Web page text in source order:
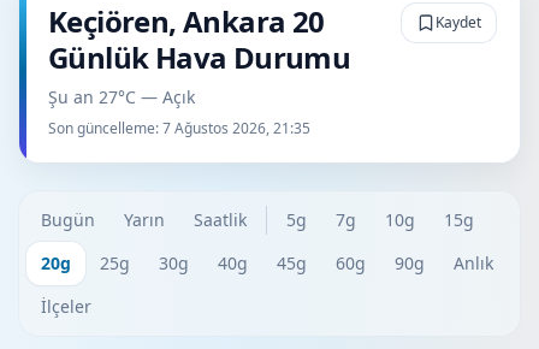
Keçiören, Ankara 20
Günlük Hava Durumu
Şu an 27°C — Açık
Son güncelleme:7 Ağustos 2026, 21:35
Kaydet
Bugün Yarın Saatlik 5g 7g 10g
15g
20g
25g 30g 40g 45g 60g 90g
Anlık
İlçeler